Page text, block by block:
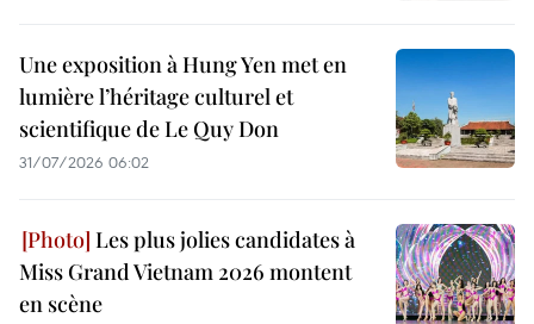
Une exposition à Hung Yen met en
lumière l’héritage culturel et
scientifique de Le Quy Don
31/07/2026 06:02
Les plus jolies candidates à
Miss Grand Vietnam 2026 montent
en scène